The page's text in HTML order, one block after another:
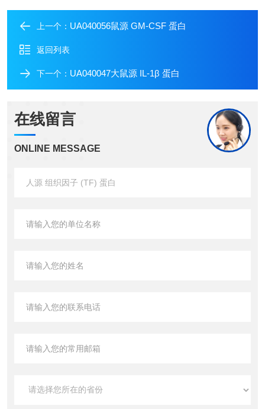
上一个： UA040056鼠源 GM-CSF 蛋白
返回列表
下一个： UA040047大鼠源 IL-1β 蛋白
在线留言
ONLINE MESSAGE